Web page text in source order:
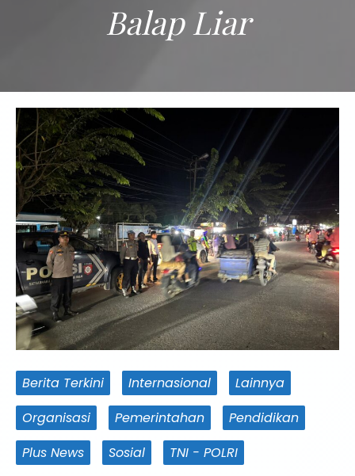
Balap Liar
Berita Terkini Internasional
Lainnya
Organisasi
Pemerintahan
Pendidikan
Plus News
Sosial TNI - POLRI